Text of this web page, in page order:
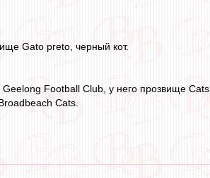
Gato preto, черный кот.
Football Club, у него прозвище Cats.
Cats.